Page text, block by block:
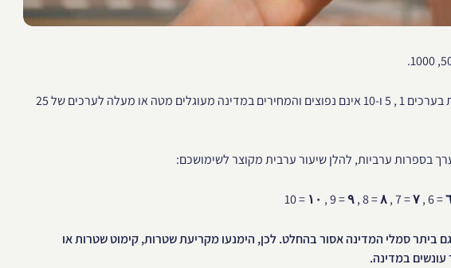
ערכי המטבעות: 25, 50, 1 דירהם. מטבעות בערכים 1 , 5 ו-10 אינם נפוצים והמחירים במדינה מעוגלים מטה או מעלה לערכים של 25
בספרות ערביות, להלן שיעור ערבית מקוצר לשימושכם:
= 6 , ٧= 7 , ٨= 8 , ٩= 9 , ١٠ = 10
ביתר סמלי המדינה אסור בהחלט. לכן, הימנעו מקריעת שטרות, קימוט שטרות או
במדינה.